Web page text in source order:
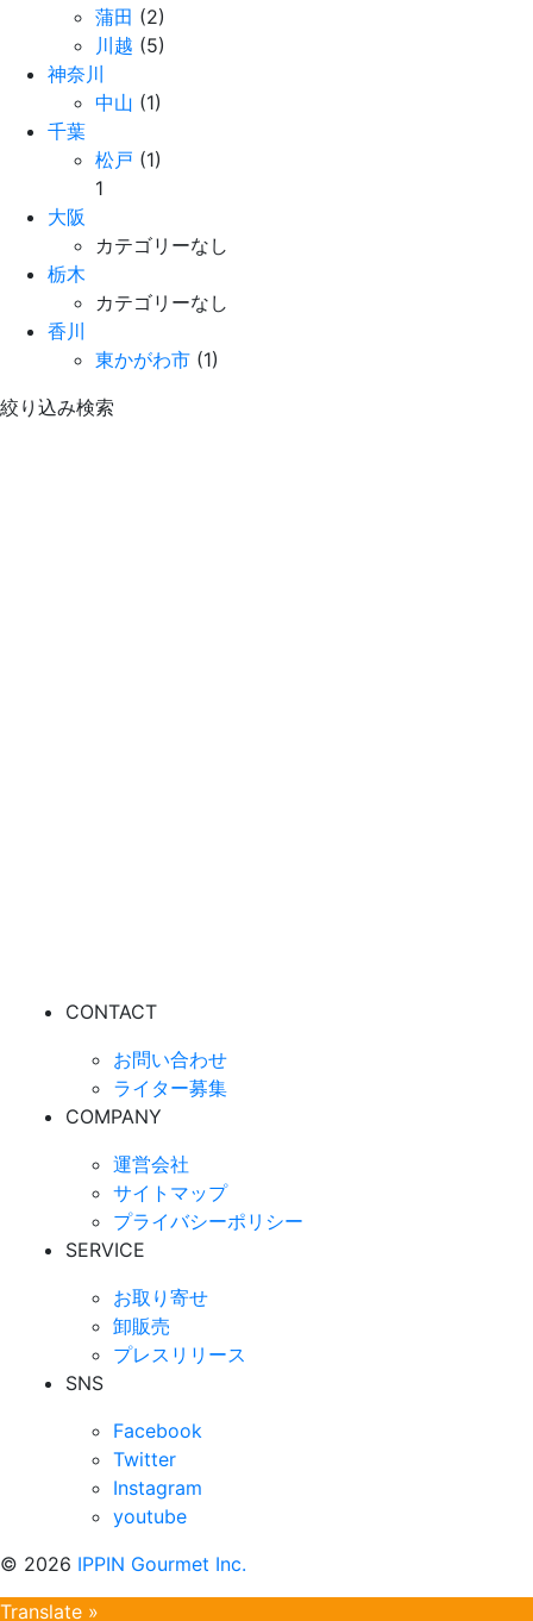
蒲田 (2)
川越 (5)
神奈川
中山 (1)
千葉
松戸 (1)
1
大阪
カテゴリーなし
栃木
カテゴリーなし
香川
東かがわ市 (1)
絞り込み検索
CONTACT
お問い合わせ
ライター募集
COMPANY
運営会社
サイトマップ
プライバシーポリシー
SERVICE
お取り寄せ
卸販売
プレスリリース
SNS
Facebook
Twitter
Instagram
youtube
© 2026 IPPIN Gourmet Inc.
Translate »